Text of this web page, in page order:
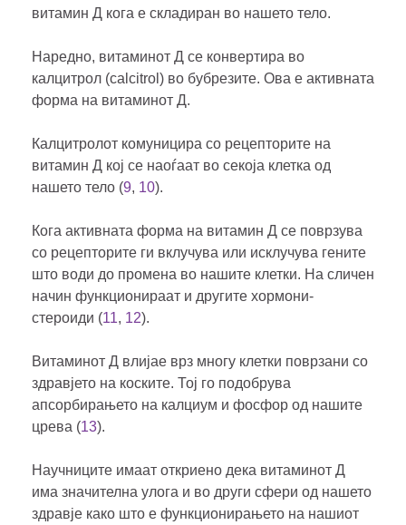
витамин Д кога е складиран во нашето тело.
Наредно, витаминот Д се конвертира во
калцитрол (calcitrol) во бубрезите. Ова е активната
форма на витаминот Д.
Калцитролот комуницира со рецепторите на
витамин Д кој се наоѓаат во секоја клетка од
нашето тело (9, 10).
Кога активната форма на витамин Д се поврзува
со рецепторите ги вклучува или исклучува гените
што води до промена во нашите клетки. На сличен
начин функционираат и другите хормони-
стероиди (11, 12).
Витаминот Д влијае врз многу клетки поврзани со
здравјето на коските. Тој го подобрува
апсорбирањето на калциум и фосфор од нашите
црева (13).
Научниците имаат откриено дека витаминот Д
има значителна улога и во други сфери од нашето
здравје како што е функционирањето на нашиот